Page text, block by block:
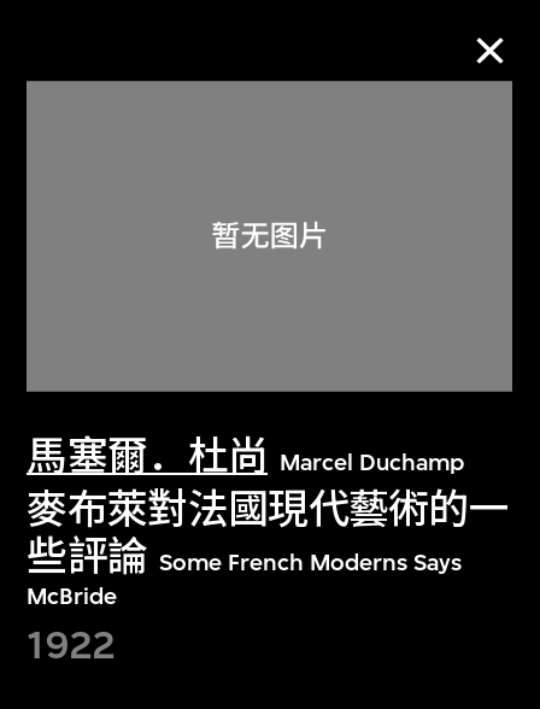
馬塞爾．杜尚 Marcel Duchamp
麥布萊對法國現代藝術的一
些評論 Some French Moderns Says
McBride
1922
关于M+藏品
探索世界顶级的二十及二十一世纪视觉
文化藏品。